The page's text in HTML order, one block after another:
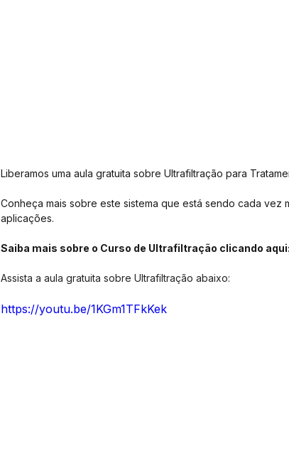
Liberamos uma aula gratuita sobre Ultrafiltração para
Conheça mais sobre este sistema que está sendo cada vez
aplicações.
Saiba mais sobre o Curso de Ultrafiltração clicando aqui:
Assista a aula gratuita sobre Ultrafiltração abaixo:
https://youtu.be/1KGm1TFkKek